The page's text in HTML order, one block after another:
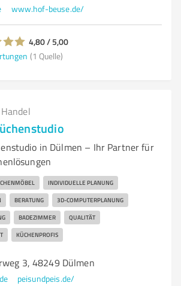
www.hof-beuse.de/
4,80 / 5,00
(1 Quelle)
in Dülmen – Ihr Partner für
INDIVIDUELLE PLANUNG
BERATUNG 3D-COMPUTERPLANUNG
BADEZIMMER QUALITÄT
KÜCHENPROFIS
3, 48249 Dülmen
peisundpeis.de/